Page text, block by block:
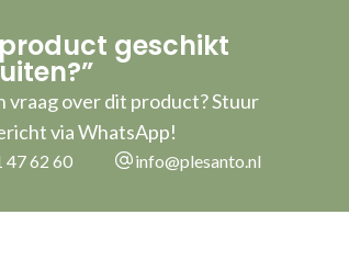
geschikt
vraag over dit product? Stuur
via WhatsApp!
47 62 60 info@plesanto.nl